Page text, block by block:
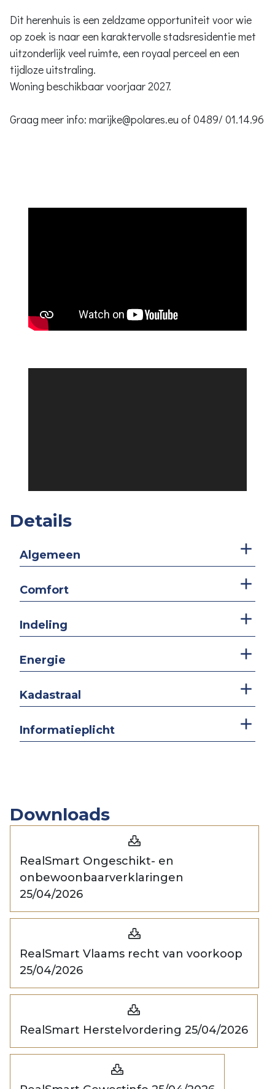
Dit herenhuis is een zeldzame opportuniteit voor wie
op zoek is naar een karaktervolle stadsresidentie met
uitzonderlijk veel ruimte, een royaal perceel en een
tijdloze uitstraling.
Woning beschikbaar voorjaar 2027.
Graag meer info: marijke@polares.eu of 0489/ 01.14.96
Details
Algemeen
Comfort
Indeling
Energie
Kadastraal
Informatieplicht
Downloads
RealSmart Ongeschikt- en
onbewoonbaarverklaringen
25/04/2026
RealSmart Vlaams recht van voorkoop
25/04/2026
RealSmart Herstelvordering 25/04/2026